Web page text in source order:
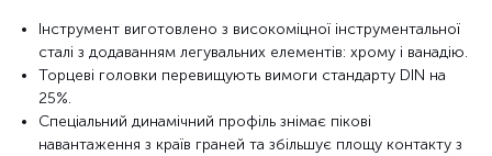
Інструмент виготовлено з високоміцної інструментальної
сталі з додаванням легувальних елементів: хрому і ванадію.
Торцеві головки перевищують вимоги стандарту DIN на
25%.
Спеціальний динамічний профіль знімає пікові
навантаження з країв граней та збільшує площу контакту з